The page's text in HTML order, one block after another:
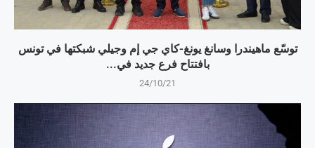
توسّع ماهيندرا وسانغ يونغ-كاي جي إم وجيلي شبكتها في تونس
بافتتاح فرع جديد في...
24/10/21